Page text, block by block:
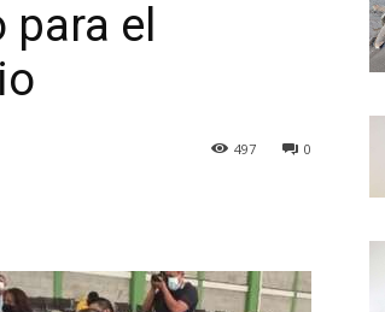
el
0
497